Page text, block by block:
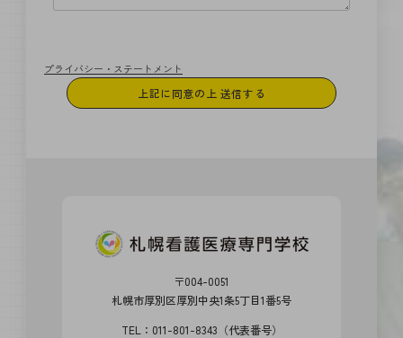
プライバシー・ステートメント
〒004-0051
札幌市厚別区厚別中央1条5丁目1番5号
TEL：011-801-8343（代表番号）